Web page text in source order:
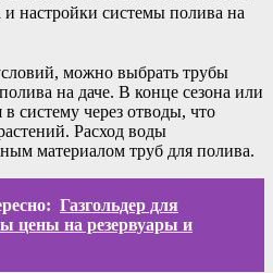
настройки системы полива на
можно выбрать трубы
на даче. В конце сезона или
систему через отводы, что
Расход воды
материалом труб для полива.
Газгольдер для
цены на резервуары и